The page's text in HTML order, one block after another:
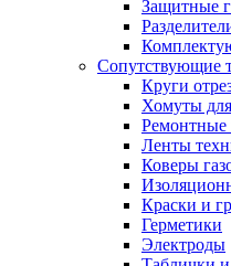
Защитные
Сопутствующие
Круги
Хомуты
Ремонтные
Ленты
Коверы
Краски и
Герметики
Электроды